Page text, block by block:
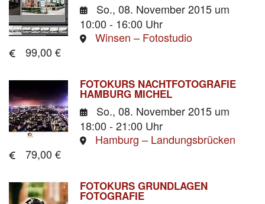
So., 08. November 2015 um
10:00 - 16:00 Uhr
Winsen – Fotostudio
99,00 €
FOTOKURS NACHTFOTOGRAFIE
HAMBURG MICHEL
So., 08. November 2015 um
18:00 - 21:00 Uhr
Hamburg – Landungsbrücken
79,00 €
FOTOKURS GRUNDLAGEN
FOTOGRAFIE